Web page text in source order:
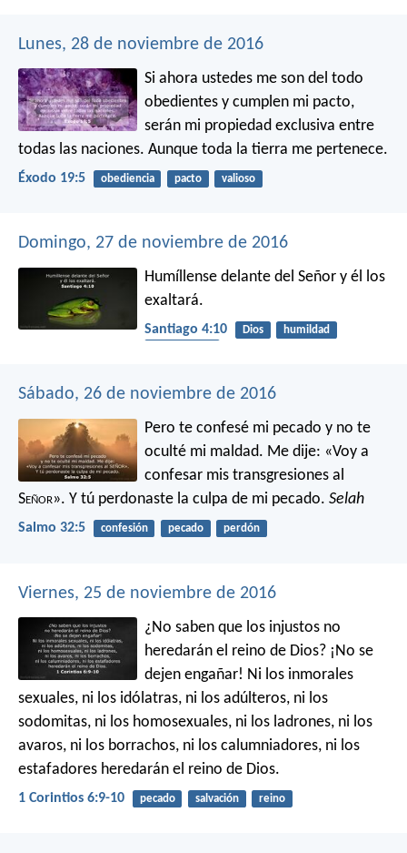
Lunes, 28 de noviembre de 2016
Si ahora ustedes me son del todo
obedientes y cumplen mi pacto,
serán mi propiedad exclusiva entre
todas las naciones. Aunque toda la tierra me pertenece.
Éxodo 19:5 obediencia pacto valioso
Domingo, 27 de noviembre de 2016
Humíllense delante del Señor y él los
exaltará.
Santiago 4:10 Dios
humildad
Sábado, 26 de noviembre de 2016
Pero te confesé mi pecado y no te
oculté mi maldad. Me dije: «Voy a
confesar mis transgresiones al
Señor». Y tú perdonaste la culpa de mi pecado. Selah
Salmo 32:5 confesión pecado perdón
Viernes, 25 de noviembre de 2016
¿No saben que los injustos no
heredarán el reino de Dios? ¡No se
dejen engañar! Ni los inmorales
sexuales, ni los idólatras, ni los adúlteros, ni los
sodomitas, ni los homosexuales, ni los ladrones, ni los
avaros, ni los borrachos, ni los calumniadores, ni los
estafadores heredarán el reino de Dios.
1 Corintios 6:9-10 pecado salvación reino